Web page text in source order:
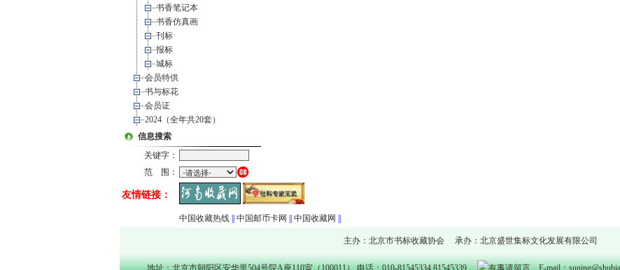
书香笔记本
书香仿真画
刊标
报标
城标
会员特供
书与标花
会员证
2024（全年共20套）
信息搜索
关键字：
范 围：
友情链接：
中国收藏热线|| 中国邮币卡网 中国收藏网
主办：北京市书标收藏协会 承办：北京盛世集标文化发展有限公司
地址：北京市朝阳区安华里504号院A座110室（100011） 电话：010-81545334 81545339 E-mail：